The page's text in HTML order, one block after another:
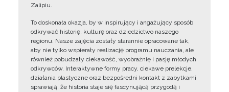
Zalipiu.
To doskonała okazja, by w inspirujący i angażujący sposób
odkrywać historię, kulturę oraz dziedzictwo naszego
regionu. Nasze zajęcia zostały starannie opracowane tak,
aby nie tylko wspierały realizację programu nauczania, ale
również pobudzały ciekawość, wyobraźnię i pasję młodych
odkrywców. Interaktywne formy pracy, ciekawe prelekcje,
działania plastyczne oraz bezpośredni kontakt z zabytkami
sprawiają, że historia staje się fascynującą przygodą i